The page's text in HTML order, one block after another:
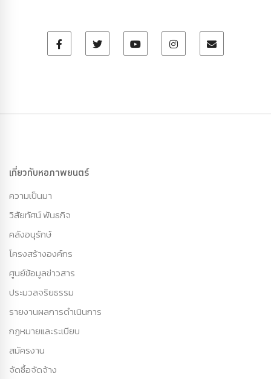
เกี่ยวกับหอภาพยนตร์
ความเป็นมา
วิสัยทัศน์ พันธกิจ
คลังอนุรักษ์
โครงสร้างองค์กร
ศูนย์ข้อมูลข่าวสาร
ประมวลจริยธรรม
รายงานผลการดำเนินการ
กฏหมายและระเบียบ
สมัครงาน
จัดซื้อจัดจ้าง